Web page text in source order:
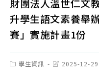
財團法人溫世仁文
升學生語文素養舉
賽」實施計畫1份
Post學生資訊
Post2025-12-29